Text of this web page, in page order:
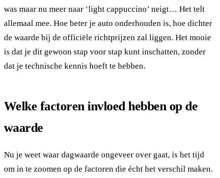
was maar nu meer naar ‘light cappuccino’ neigt… Het telt
allemaal mee. Hoe beter je auto onderhouden is, hoe dichter
de waarde bij de officiële richtprijzen zal liggen. Het mooie
is dat je dit gewoon stap voor stap kunt inschatten, zonder
dat je technische kennis hoeft te hebben.
Welke factoren invloed hebben op de
waarde
Nu je weet waar dagwaarde ongeveer over gaat, is het tijd
om in te zoomen op de factoren die écht het verschil maken.